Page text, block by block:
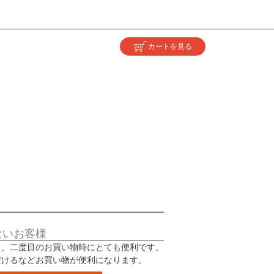
お客様
二度目のお買い物時にとても便利です。
るなどお買い物が便利になります。